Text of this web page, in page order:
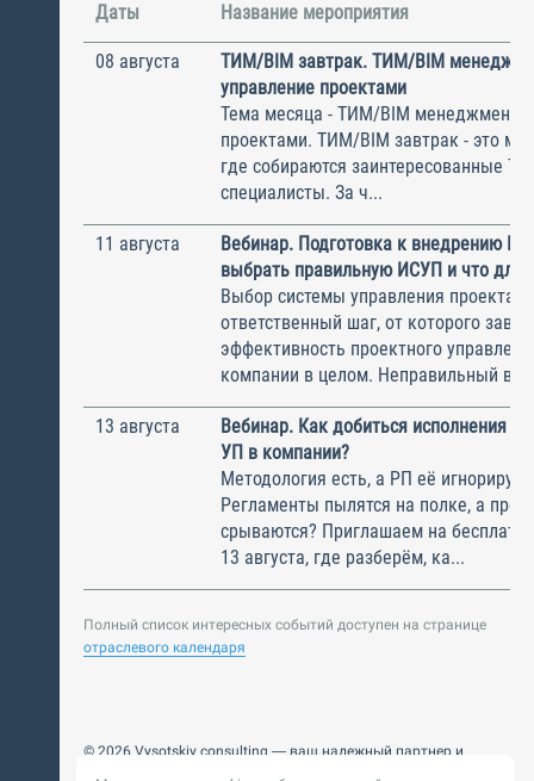
Даты Название мероприятия
08 августа
ТИМ/BIM завтрак. ТИМ/BIM
управление проектами
Тема месяца - ТИМ/BIM менеджмент и
проектами. ТИМ/BIM завтрак - это
где собираются заинтересованные
специалисты. За ч...
11 августа
Вебинар. Подготовка к внедрению
выбрать правильную ИСУП и что для
Выбор системы управления
ответственный шаг, от которого
эффективность проектного
компании в целом. Неправильный
13 августа
Вебинар. Как добиться исполнения
УП в компании?
Методология есть, а РП её
Регламенты пылятся на полке, а
срываются? Приглашаем на
13 августа, где разберём, ка...
Полный список интересных событий доступен на странице
отраслевого календаря
© 2026 Vysotskiy consulting — ваш надежный партнер и